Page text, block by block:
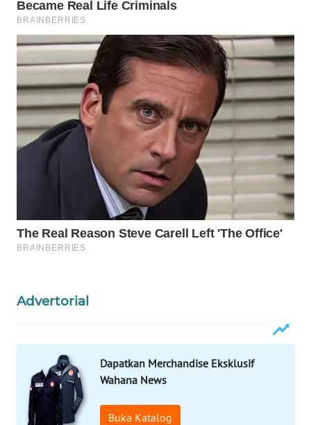
Advertorial
Dapatkan Merchandise Eksklusif
Wahana News
Buka Katalog
WAHANA
NEWS
WAHANA
TANI
WAHANA
ADVOKAT
WAHANA
KONSUMEN
LISTRIK
TRAVEL
WAHANA
TV